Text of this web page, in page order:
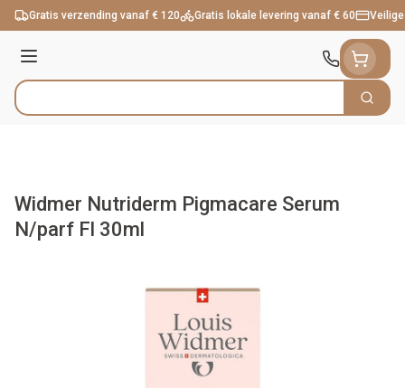
Ga naar de inhoud
Gratis verzending vanaf € 120 Gratis lokale levering vanaf € 60
Menu
Product, merk, categorie... Zoek
Widmer Nutriderm Pigmacare Serum
N/parf Fl 30ml